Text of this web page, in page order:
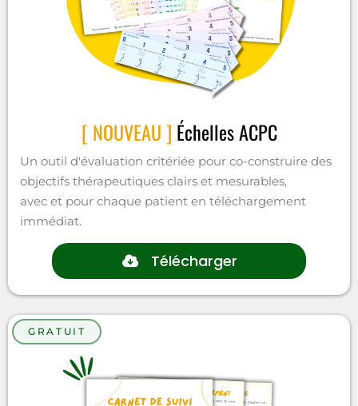
[ NOUVEAU ] Échelles ACPC
Un outil d'évaluation critériée pour co-construire des
objectifs thérapeutiques clairs et mesurables,
avec et pour chaque patient en téléchargement
immédiat.
Télécharger
GRATUIT